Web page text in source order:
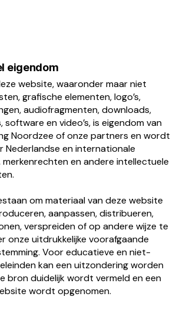
eigendom
website, waaronder maar niet
grafische elementen, logo’s,
audiofragmenten, downloads,
en video’s, is eigendom van
Noordzee of onze partners en wordt
Nederlandse en internationale
en andere intellectuele
om materiaal van deze website
aanpassen, distribueren,
verspreiden of op andere wijze te
onze uitdrukkelijke voorafgaande
Voor educatieve en niet-
kan een uitzondering worden
bron duidelijk wordt vermeld en een
wordt opgenomen.